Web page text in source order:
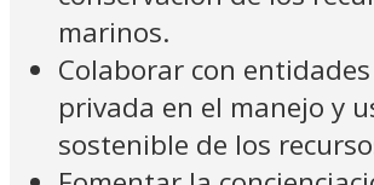
marinos.
Colaborar con
privada en el manejo y
sostenible de los